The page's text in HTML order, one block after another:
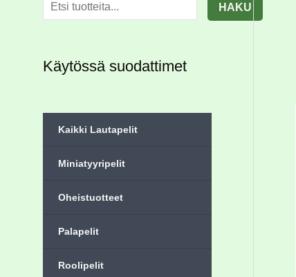
HAKU
Käytössä suodattimet
Kaikki Lautapelit
Miniatyyripelit
Oheistuotteet
Palapelit
Roolipelit